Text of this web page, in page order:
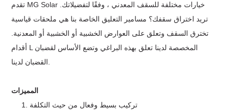
تقدم MG Solar خيارات مختلفة للسقف المعدني ، وفقًا لتفضيلاتك.
تريد اختراق سقفك؟ مسامير التعليق الخاصة بنا هي ملحقات قياسية
تخترق السقف وتعلق على العوارض الخشبية أو الخشبية أو المعدنية.
أقدام L المخصصة لدينا تعلق بهذه البراغي وتضع الأساس لقضبان
القضبان لدينا.
المميزات
1. تركيب بسيط وفعال من حيث التكلفة